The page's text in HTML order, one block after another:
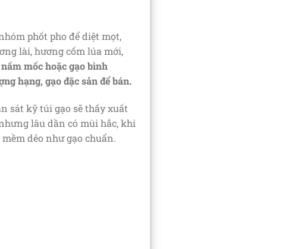
phốt pho để diệt mọt,
lài, hương cốm lúa mới,
mốc hoặc gạo bình
hạng, gạo đặc sản để bán.
sát kỹ túi gạo sẽ thấy xuất
lâu dần có mùi hắc, khi
dẻo như gạo chuẩn.